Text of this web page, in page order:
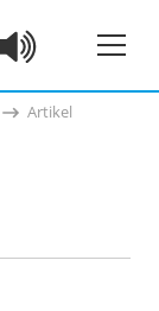
Artikel